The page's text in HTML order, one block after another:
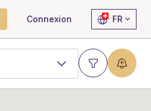
Connexion FR